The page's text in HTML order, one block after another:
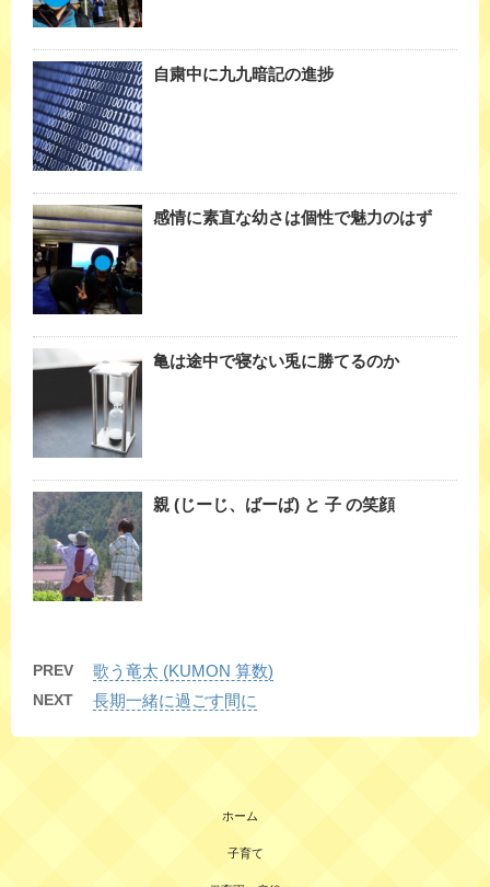
自粛中に九九暗記の進捗
感情に素直な幼さは個性で魅力のはず
亀は途中で寝ない兎に勝てるのか
親 (じーじ、ばーば) と 子 の笑顔
PREV 歌う竜太 (KUMON 算数)
NEXT 長期一緒に過ごす間に
ホーム
子育て